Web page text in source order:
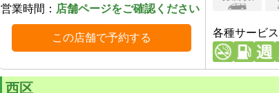
営業時間： 店舗ページをご確認ください
この店舗で予約する 各種サービス
西区